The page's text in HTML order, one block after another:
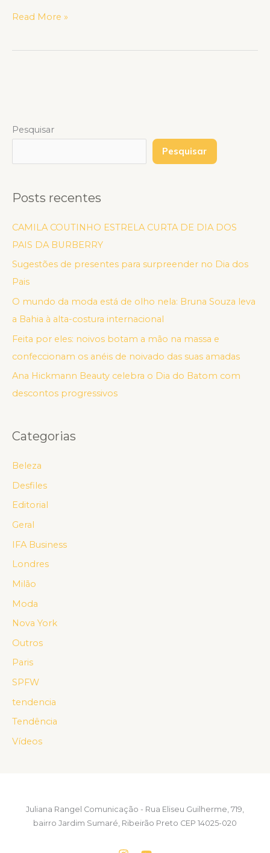
Read More »
Pesquisar
Pesquisar
Posts recentes
CAMILA COUTINHO ESTRELA CURTA DE DIA DOS
PAIS DA BURBERRY
Sugestões de presentes para surpreender no Dia dos
Pais
O mundo da moda está de olho nela: Bruna Souza leva
a Bahia à alta-costura internacional
Feita por eles: noivos botam a mão na massa e
confeccionam os anéis de noivado das suas amadas
Ana Hickmann Beauty celebra o Dia do Batom com
descontos progressivos
Categorias
Beleza
Desfiles
Editorial
Geral
IFA Business
Londres
Milão
Moda
Nova York
Outros
Paris
SPFW
tendencia
Tendência
Vídeos
Juliana Rangel Comunicação - Rua Eliseu Guilherme, 719,
bairro Jardim Sumaré, Ribeirão Preto CEP 14025-020